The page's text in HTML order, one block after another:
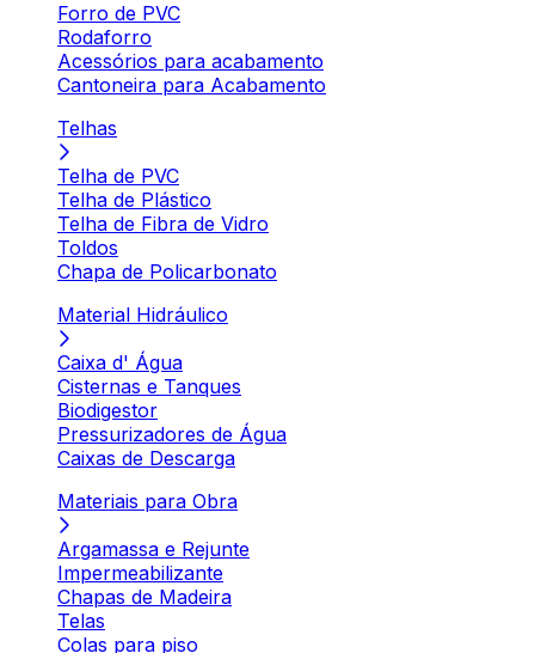
Forro de PVC
Rodaforro
Acessórios para acabamento
Cantoneira para Acabamento
Telhas
Telha de PVC
Telha de Plástico
Telha de Fibra de Vidro
Toldos
Chapa de Policarbonato
Material Hidráulico
Caixa d' Água
Cisternas e Tanques
Biodigestor
Pressurizadores de Água
Caixas de Descarga
Materiais para Obra
Argamassa e Rejunte
Impermeabilizante
Chapas de Madeira
Telas
Colas para piso